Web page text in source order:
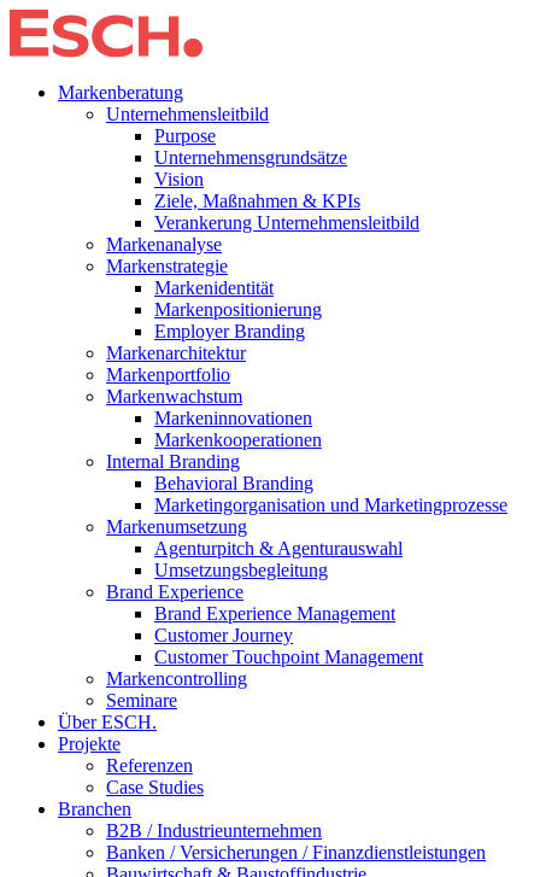
Markenberatung
Unternehmensleitbild
Purpose
Unternehmensgrundsätze
Vision
Ziele, Maßnahmen & KPIs
Verankerung Unternehmensleitbild
Markenanalyse
Markenstrategie
Markenidentität
Markenpositionierung
Employer Branding
Markenarchitektur
Markenportfolio
Markenwachstum
Markeninnovationen
Markenkooperationen
Internal Branding
Behavioral Branding
Marketingorganisation und Marketingprozesse
Markenumsetzung
Agenturpitch & Agenturauswahl
Umsetzungsbegleitung
Brand Experience
Brand Experience Management
Customer Journey
Customer Touchpoint Management
Markencontrolling
Seminare
Über ESCH.
Projekte
Referenzen
Case Studies
Branchen
B2B / Industrieunternehmen
Banken / Versicherungen / Finanzdienstleistungen